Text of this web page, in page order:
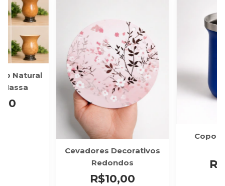
Natural
Cevadores Decorativos
Redondos
R$10,00
Copo